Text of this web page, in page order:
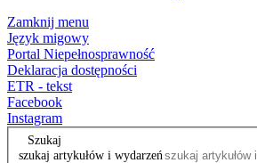
Zamknij menu
Język migowy
Portal Niepełnosprawność
Deklaracja dostępności
ETR - tekst
Facebook
Instagram
Szukaj
szukaj artykułów i wydarzeń